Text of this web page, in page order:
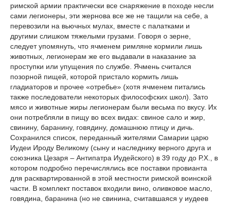
римской армии практически все снаряжение в походе несли
сами легионеры, эти жернова все же не тащили на себе, а
перевозили на вьючных мулах, вместе с палатками и
другими слишком тяжелыми грузами. Говоря о зерне,
следует упомянуть, что ячменем римляне кормили лишь
животных, легионерам же его выдавали в наказание за
проступки или упущения по службе. Ячмень считался
позорной пищей, которой пристало кормить лишь
гладиаторов и прочее «отребье» (хотя ячменем питались
также последователи некоторых философских школ). Зато
мясо и животные жиры легионерам были весьма по вкусу. Их
они потребляли в пищу во всех видах: свиное сало и жир,
свинину, баранину, говядину, домашнюю птицу и дичь.
Сохранился список, переданный жителями Самарии царю
Иудеи Ироду Великому (сыну и наследнику верного друга и
союзника Цезаря – Антипатра Иудейского) в 39 году до Р.Х., в
котором подробно перечислялись все поставки провианта
для расквартированной в этой местности римской воинской
части. В комплект поставок входили вино, оливковое масло,
говядина, баранина (но не свинина, считавшаяся у иудеев